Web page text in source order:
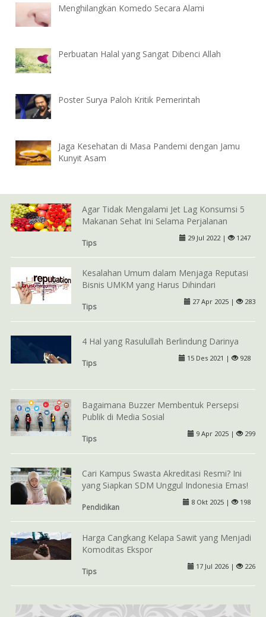
Menghilangkan Komedo Secara Alami
Perbuatan Halal yang Sangat Dibenci Allah
Poster Surya Paloh Kritik Pemerintah
Jaga Kesehatan di Masa Pandemi dengan Jamu
Kunyit Asam
Agar Tidak Mengalami Jet Lag Konsumsi 5
Makanan Sehat Ini Selama Perjalanan
Tips
29 Jul 2022 | 1247
Kesalahan Umum dalam Menjaga Reputasi
Bisnis UMKM yang Harus Dihindari
Tips
27 Apr 2025 | 283
4 Hal yang Rasulullah Berlindung Darinya
Tips
15 Des 2021 | 928
Bagaimana Buzzer Membentuk Persepsi
Publik di Media Sosial
Tips
9 Apr 2025 | 299
Cari Kampus Swasta Akreditasi Resmi? Ini
yang Siapkan SDM Unggul Indonesia Emas!
Pendidikan
8 Okt 2025 | 198
Harga Cangkang Kelapa Sawit yang Menjadi
Komoditas Ekspor
Tips
17 Jul 2026 | 226